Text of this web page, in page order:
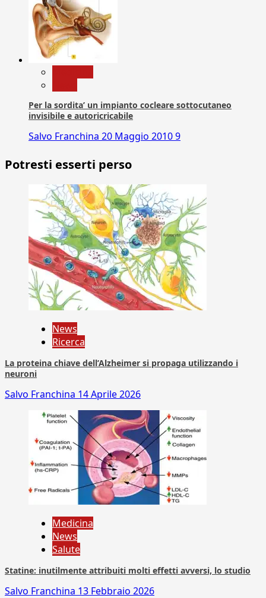
Per la sordita’ un impianto cocleare sottocutaneo
invisibile e autoricricabile
Salvo Franchina 20 Maggio 20109
Potresti esserti perso
News
Ricerca
La proteina chiave dell’Alzheimer si propaga utilizzando i
neuroni
Salvo Franchina 14 Aprile 2026
Medicina
News
Salute
Statine: inutilmente attribuiti molti effetti avversi, lo studio
Salvo Franchina 13 Febbraio 2026